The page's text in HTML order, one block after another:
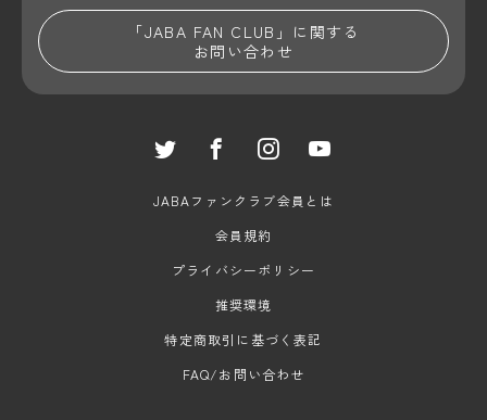
「JABA FAN CLUB」に関する
お問い合わせ
JABAファンクラブ会員とは
会員規約
プライバシーポリシー
推奨環境
特定商取引に基づく表記
FAQ/お問い合わせ